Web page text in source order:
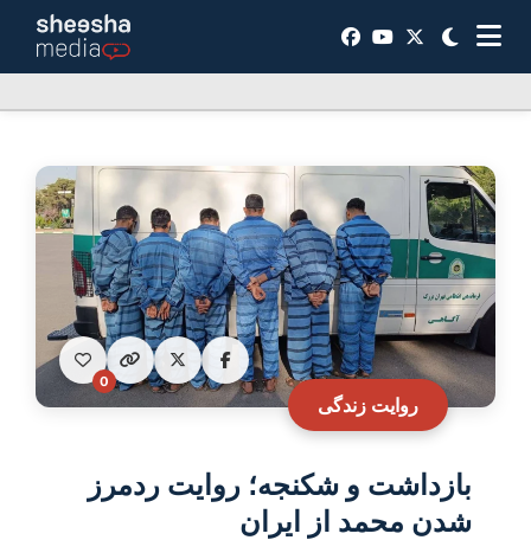
روایت زندگی
0
بازداشت و شکنجه؛ روایت ردمرز
شدن محمد از ایران